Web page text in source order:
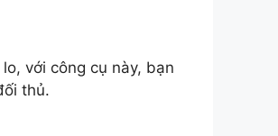
với công cụ này, bạn
thủ.